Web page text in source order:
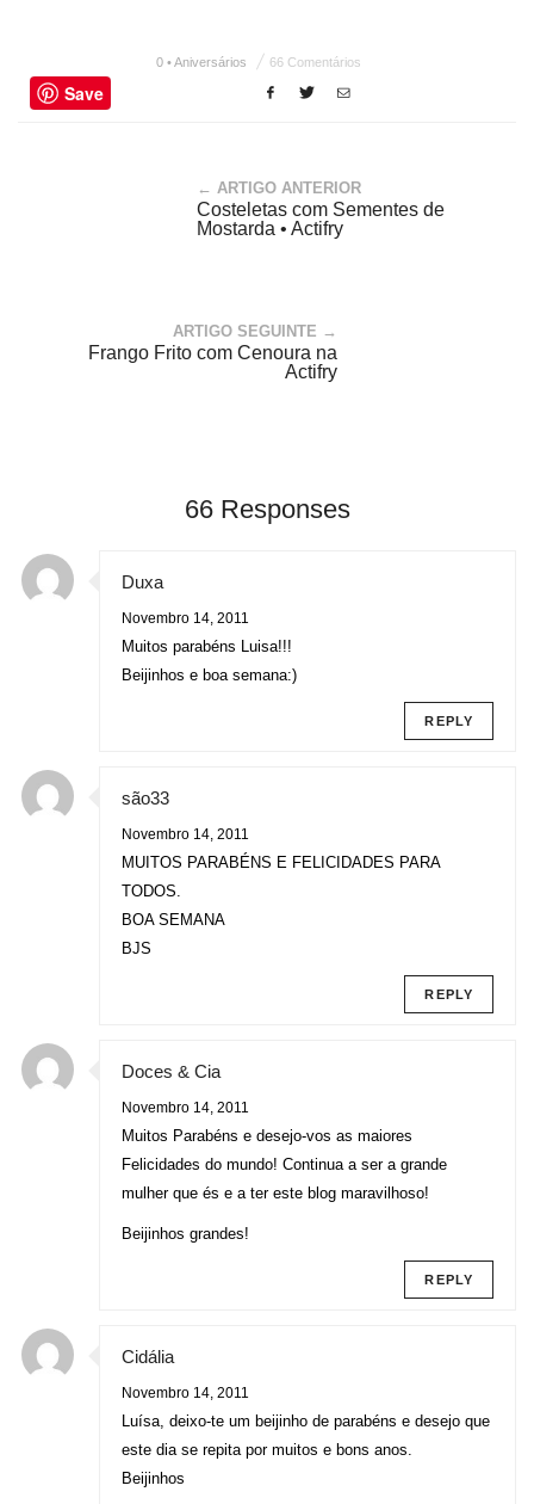
0 • Aniversários 66 Comentários
Save
← ARTIGO ANTERIOR
Costeletas com Sementes de
Mostarda • Actifry
ARTIGO SEGUINTE →
Frango Frito com Cenoura na
Actifry
66 Responses
Duxa
Novembro 14, 2011
Muitos parabéns Luisa!!!
Beijinhos e boa semana:)
REPLY
são33
Novembro 14, 2011
MUITOS PARABÉNS E FELICIDADES PARA
TODOS.
BOA SEMANA
BJS
REPLY
Doces & Cia
Novembro 14, 2011
Muitos Parabéns e desejo-vos as maiores
Felicidades do mundo! Continua a ser a grande
mulher que és e a ter este blog maravilhoso!
Beijinhos grandes!
REPLY
Cidália
Novembro 14, 2011
Luísa, deixo-te um beijinho de parabéns e desejo que
este dia se repita por muitos e bons anos.
Beijinhos